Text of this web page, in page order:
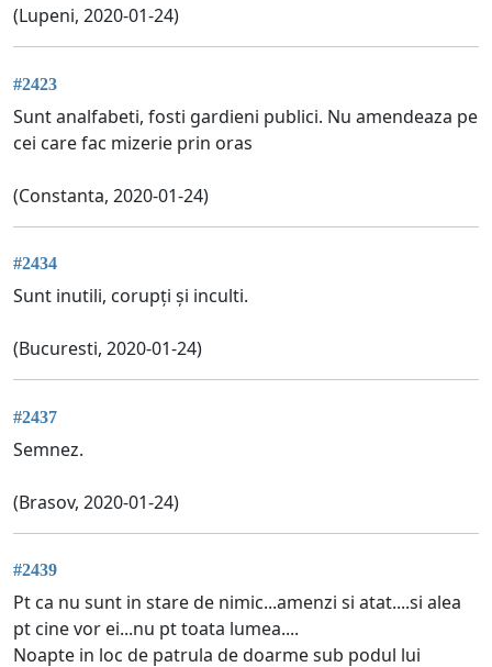
(Lupeni, 2020-01-24)
#2423
Sunt analfabeti, fosti gardieni publici. Nu amendeaza pe
cei care fac mizerie prin oras
(Constanta, 2020-01-24)
#2434
Sunt inutili, corupți și inculti.
(Bucuresti, 2020-01-24)
#2437
Semnez.
(Brasov, 2020-01-24)
#2439
Pt ca nu sunt in stare de nimic...amenzi si atat....si alea
pt cine vor ei...nu pt toata lumea....
Noapte in loc de patrula de doarme sub podul lui